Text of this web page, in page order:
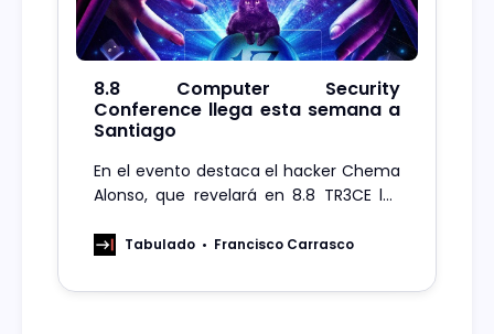
8.8 Computer Security
Conference llega esta semana a
Santiago
En el evento destaca el hacker Chema
Alonso, que revelará en 8.8 TR3CE los
impone la Inteligencia Artificial
Tabulado Francisco Carrasco